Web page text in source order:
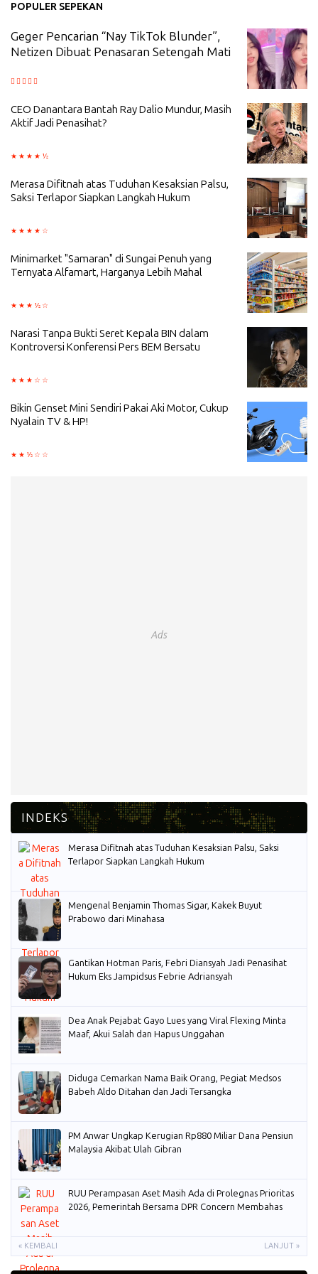
POPULER SEPEKAN
Geger Pencarian “Nay TikTok Blunder”,
Netizen Dibuat Penasaran Setengah Mati
CEO Danantara Bantah Ray Dalio Mundur, Masih
Aktif Jadi Penasihat?
Merasa Difitnah atas Tuduhan Kesaksian Palsu,
Saksi Terlapor Siapkan Langkah Hukum
Minimarket "Samaran" di Sungai Penuh yang
Ternyata Alfamart, Harganya Lebih Mahal
Narasi Tanpa Bukti Seret Kepala BIN dalam
Kontroversi Konferensi Pers BEM Bersatu
Bikin Genset Mini Sendiri Pakai Aki Motor, Cukup
Nyalain TV & HP!
Ads
Merasa Difitnah atas Tuduhan Kesaksian Palsu, Saksi
Terlapor Siapkan Langkah Hukum
Mengenal Benjamin Thomas Sigar, Kakek Buyut
Prabowo dari Minahasa
Gantikan Hotman Paris, Febri Diansyah Jadi Penasihat
Hukum Eks Jampidsus Febrie Adriansyah
Dea Anak Pejabat Gayo Lues yang Viral Flexing Minta
Maaf, Akui Salah dan Hapus Unggahan
Diduga Cemarkan Nama Baik Orang, Pegiat Medsos
Babeh Aldo Ditahan dan Jadi Tersangka
PM Anwar Ungkap Kerugian Rp880 Miliar Dana Pensiun
Malaysia Akibat Ulah Gibran
RUU Perampasan Aset Masih Ada di Prolegnas Prioritas
2026, Pemerintah Bersama DPR Concern Membahas
« KEMBALI LANJUT »